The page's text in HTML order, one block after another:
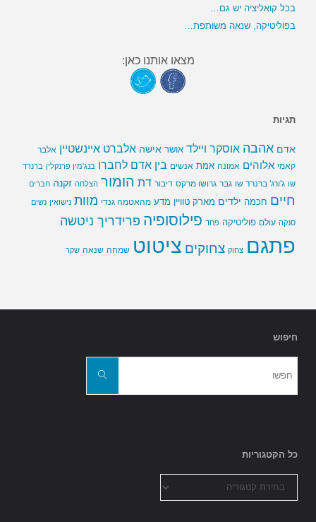
בכל קואליציה יש גם…
בפוליטיקה, שנאה משותפת…
מצאו אותנו כאן:
תגיות
אדם אהבה אוסקר ויילד אושר אישה אלברט איינשטיין אלבר
קאמי אלוהים אמונה אמת אנשים בין אדם לחברו בנג'מין פרנקלין ברנרד
שו ג'ורג' ברנרד שו גבר גרושו מרקס דיבור דת הומור הצלחה זקנה חברים
חיים חכמה ילדים מארק טוויין מדע מהאטמה גנדי מוות נישואין נשים
סנקה עולם פוליטיקה פחד פילוסופיה פרידריך ניטשה
פתגם צחוק צחוקים ציטוט שמחה שנאה שקר
חיפוש
חפשו
כל הקטגוריות
הקטגוריות